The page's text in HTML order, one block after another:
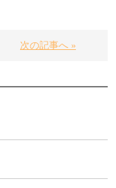
次の記事へ »